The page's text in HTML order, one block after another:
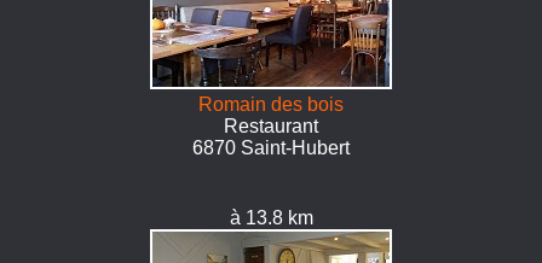
Romain des bois
Restaurant
6870 Saint-Hubert
à 13.8 km